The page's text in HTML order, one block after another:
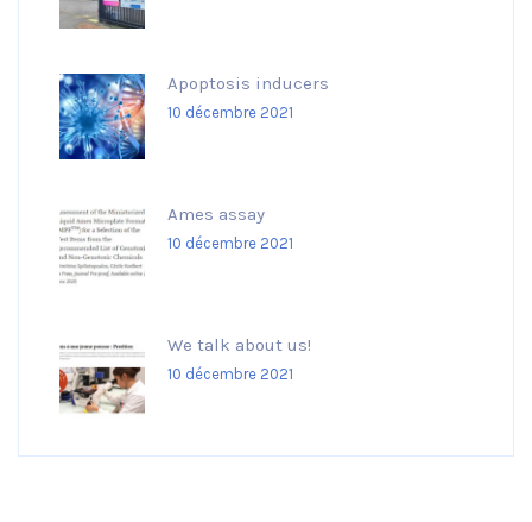
Apoptosis inducers
10 décembre 2021
Ames assay
10 décembre 2021
We talk about us!
10 décembre 2021